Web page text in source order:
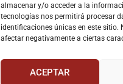
almacenar y/o acceder a la
tecnologías nos permitirá procesar
identificaciones únicas en este sitio.
afectar negativamente a ciertas
ACEPTAR